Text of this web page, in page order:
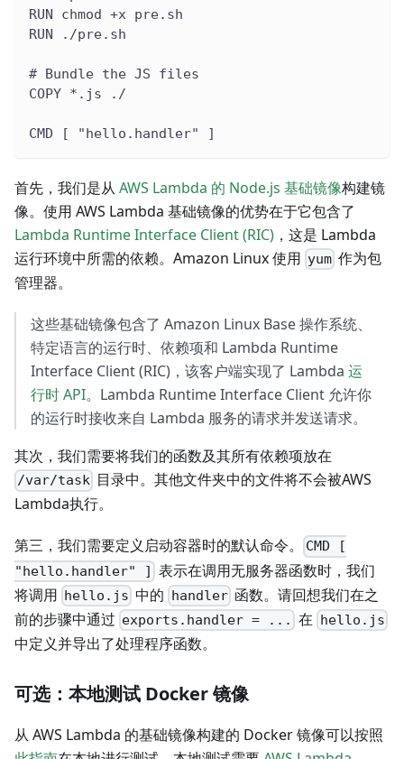
RUN chmod +x pre.sh
RUN ./pre.sh
# Bundle the JS files
COPY *.js ./
CMD [ "hello.handler" ]
首先，我们是从 AWS Lambda 的 Node.js 基础镜像构建镜
像。使用 AWS Lambda 基础镜像的优势在于它包含了
Lambda Runtime Interface Client (RIC) ，这是 Lambda
运行环境中所需的依赖。Amazon Linux 使用 yum 作为包
管理器。
这些基础镜像包含了 Amazon Linux Base 操作系统、
特定语言的运行时、依赖项和 Lambda Runtime
Interface Client (RIC)，该客户端实现了 Lambda 运
行时 API。Lambda Runtime Interface Client 允许你
的运行时接收来自 Lambda 服务的请求并发送请求。
其次，我们需要将我们的函数及其所有依赖项放在
/var/task 目录中。其他文件夹中的文件将不会被AWS
Lambda执行。
第三，我们需要定义启动容器时的默认命令。
CMD [
"hello.handler" ] 表示在调用无服务器函数时，我们
将调用 hello.js 中的 handler函数。请回想我们在之
前的步骤中通过 exports.handler = ... 在 hello.js
中定义并导出了处理程序函数。
可选：本地测试 Docker 镜像
从 AWS Lambda 的基础镜像构建的 Docker 镜像可以按照